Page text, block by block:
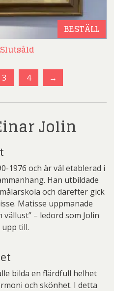
BESTÄLL
3 4 →
Jolin
1976 och är väl etablerad i
Han utbildade
och därefter gick
Matisse uppmanade
– ledord som Jolin
till.
bilda en flärdfull helhet
och skönhet. I detta